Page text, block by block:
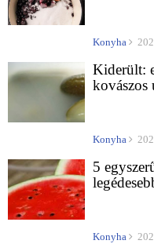
Konyha
Kiderült:
kovászos
Konyha
5
Konyha